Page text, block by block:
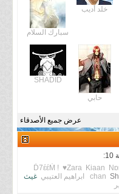
خلد أديب
سبارك السلام
حابي
SHADID
عرض جميع الأصدقاء
Ḋ7έέṀ ! ♥Zara Kiaan
chan
ابراهيم العتيبي غيث